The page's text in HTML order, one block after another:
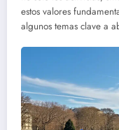
estos valores
algunos temas clave a